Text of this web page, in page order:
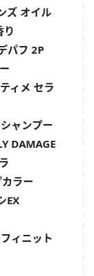
ズ オイル
り
パフ 2P
ィメ セラ
ャンプー
DAMAGE
ラー
EX
ィニット